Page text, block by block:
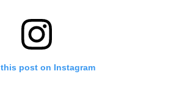
post on Instagram